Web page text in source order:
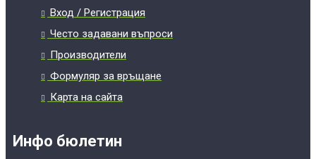
Вход / Регистрация
Често задавани въпроси
Производители
Формуляр за връщане
Карта на сайта
Инфо бюлетин